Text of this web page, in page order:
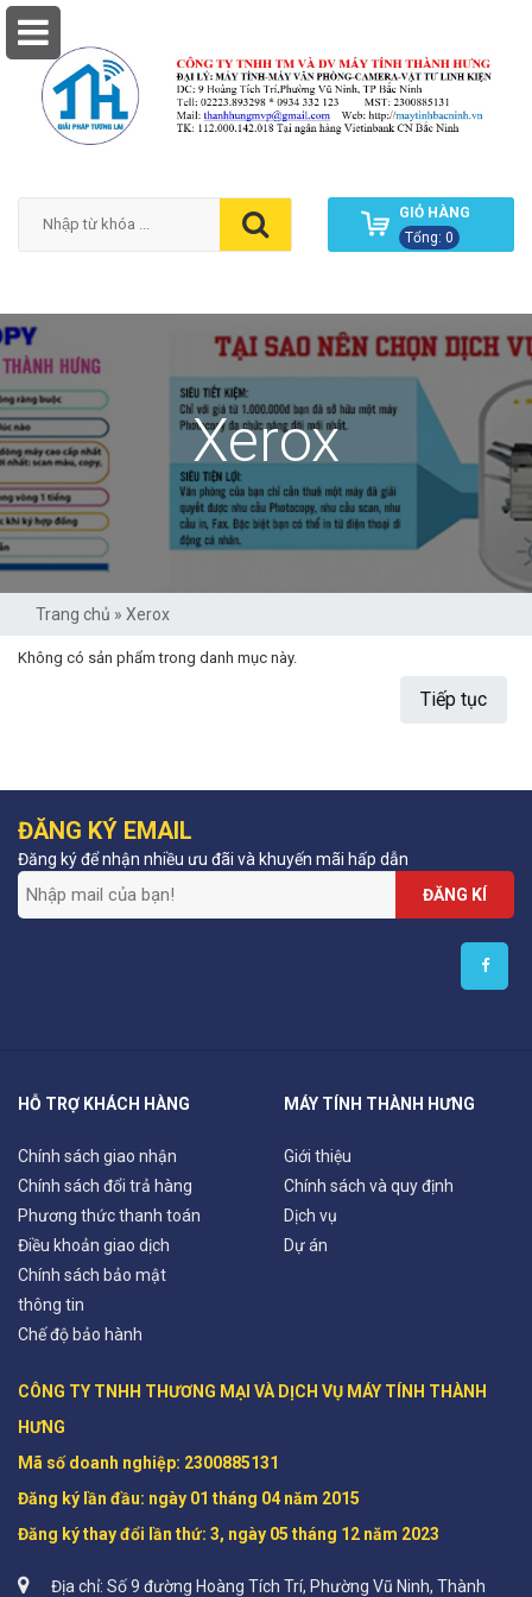
GIỎ HÀNG
Tổng: 0
Xerox
Trang chủ » Xerox
Không có sản phẩm trong danh mục này.
Tiếp tục
ĐĂNG KÝ EMAIL
Đăng ký để nhận nhiều ưu đãi và khuyến mãi hấp dẫn
ĐĂNG KÍ
HỖ TRỢ KHÁCH HÀNG
Chính sách giao nhận
Chính sách đổi trả hàng
Phương thức thanh toán
Điều khoản giao dịch
Chính sách bảo mật
thông tin
Chế độ bảo hành
MÁY TÍNH THÀNH HƯNG
Giới thiệu
Chính sách và quy định
Dịch vụ
Dự án
CÔNG TY TNHH THƯƠNG MẠI VÀ DỊCH VỤ MÁY TÍNH THÀNH
HƯNG
Mã số doanh nghiệp: 2300885131
Đăng ký lần đầu: ngày 01 tháng 04 năm 2015
Đăng ký thay đổi lần thứ: 3, ngày 05 tháng 12 năm 2023
Địa chỉ: Số 9 đường Hoàng Tích Trí, Phường Vũ Ninh, Thành